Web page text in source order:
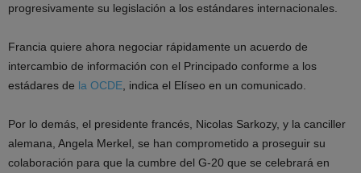
progresivamente su legislación a los estándares internacionales.
Francia quiere ahora negociar rápidamente un acuerdo de
intercambio de información con el Principado conforme a los
estádares de la OCDE , indica el Elíseo en un comunicado.
Por lo demás, el presidente francés, Nicolas Sarkozy, y la canciller
alemana, Angela Merkel, se han comprometido a proseguir su
colaboración para que la cumbre del G-20 que se celebrará en